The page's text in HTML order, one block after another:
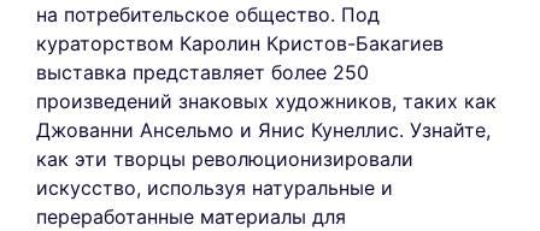
на потребительское общество. Под
кураторством Каролин Кристов-Бакагиев
выставка представляет более 250
произведений знаковых художников, таких как
Джованни Ансельмо и Янис Кунеллис. Узнайте,
как эти творцы революционизировали
искусство, используя натуральные и
переработанные материалы для